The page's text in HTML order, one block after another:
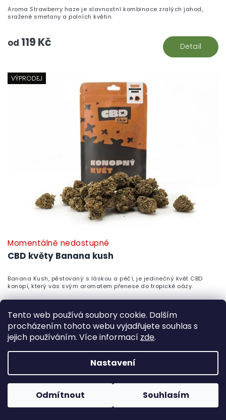
Tento web používá soubory cookie. Dalším
procházením tohoto webu vyjadřujete souhlas s
jejich používáním. Více informací zde.
Nastavení
Odmítnout Souhlasím
od 119 Kč Detail
Aroma Strawberry haze je slavnostní kombinace zralých jahod,
sražené smetany a polních květin.
VÝPRODEJ
CBD květy Banana kush
5
Momentálně nedostupné
od99 Kč
Banana Kush, pěstovaný s láskou a péčí, je jedinečný květ CBD
konopí, který vás svým aromatem přenese do tropické oázy.